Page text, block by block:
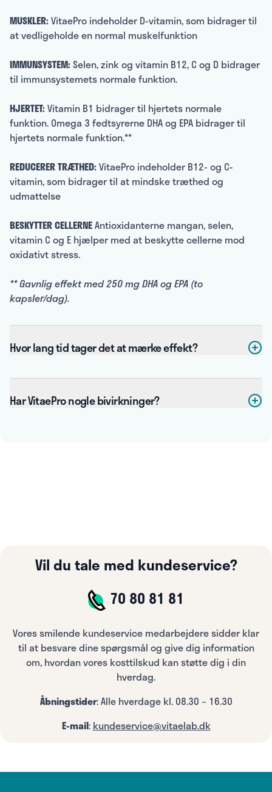
MUSKLER:VitaePro indeholder D-vitamin, som bidrager til
at vedligeholde en normal muskelfunktion
IMMUNSYSTEM:Selen, zink og vitamin B12, C og D bidrager
til immunsystemets normale funktion.
HJERTET:Vitamin B1 bidrager til hjertets normale
funktion. Omega 3 fedtsyrerne DHA og EPA bidrager til
hjertets normale funktion.**
REDUCERER TRÆTHED:VitaePro indeholder B12- og C-
vitamin, som bidrager til at mindske træthed og
udmattelse
BESKYTTER CELLERNEAntioxidanterne mangan, selen,
vitamin C og E hjælper med at beskytte cellerne mod
oxidativt stress.
** Gavnlig effekt med 250 mg DHA og EPA (to
kapsler/dag).
Hvor lang tid tager det at mærke effekt?
Har VitaePro nogle bivirkninger?
Vil du tale med kundeservice?
70 80 81 81
Vores smilende kundeservice medarbejdere sidder klar
til at besvare dine spørgsmål og give dig information
om, hvordan vores kosttilskud kan støtte dig i din
hverdag.
Åbningstider: Alle hverdage kl. 08.30 – 16.30
E-mail: kundeservice@vitaelab.dk